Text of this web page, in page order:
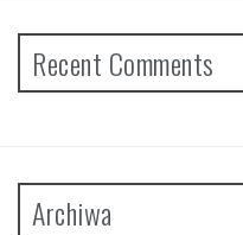
Recent Comments
Archiwa